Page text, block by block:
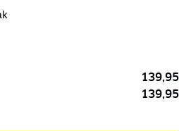
139,95
139,95